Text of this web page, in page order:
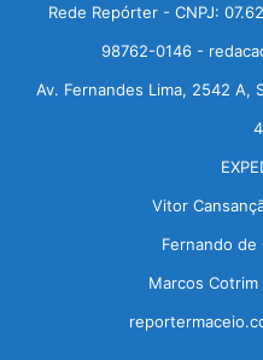
Rede Repórter - CNPJ:
98762-0146 -
Av. Fernandes Lima, 2542 A,
Vitor
Fernando
Marcos